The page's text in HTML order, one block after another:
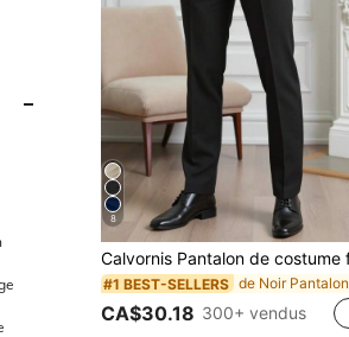
8
#1 BEST-SELLERS
CA$30.18 300+ vendus